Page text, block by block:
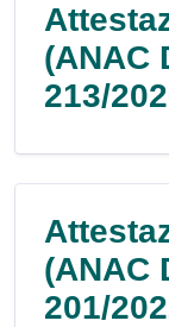
(ANAC
213/
(ANAC
201/